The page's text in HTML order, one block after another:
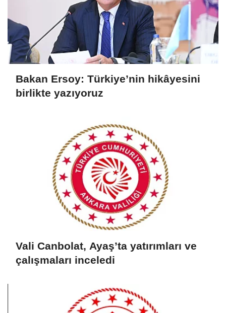
Bakan Ersoy: Türkiye’nin hikâyesini
birlikte yazıyoruz
Vali Canbolat, Ayaş’ta yatırımları ve
çalışmaları inceledi